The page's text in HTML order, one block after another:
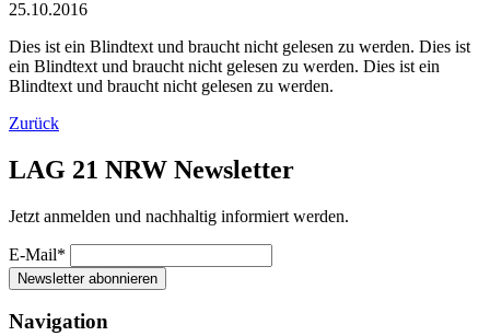
25.10.2016
Dies ist ein Blindtext und braucht nicht gelesen zu werden. Dies ist
ein Blindtext und braucht nicht gelesen zu werden. Dies ist ein
Blindtext und braucht nicht gelesen zu werden.
Zurück
LAG 21 NRW Newsletter
Jetzt anmelden und nachhaltig informiert werden.
E-Mail*
Newsletter abonnieren
Navigation